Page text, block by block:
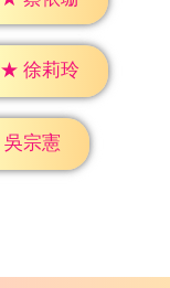
★ 徐莉玲
吳宗憲